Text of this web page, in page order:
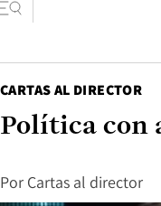
CARTAS AL DIRECTOR
Política con
Por Cartas al director